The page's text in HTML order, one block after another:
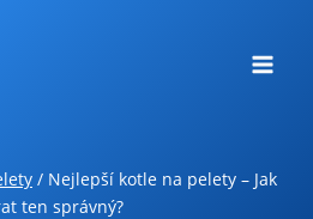
/ Nejlepší kotle na pelety – Jak
ten správný?